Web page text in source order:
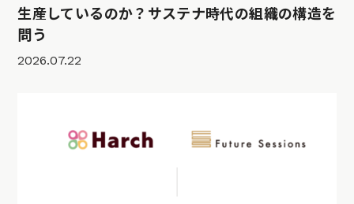
生産しているのか？サステナ時代の組織の構造を
問う
2026.07.22